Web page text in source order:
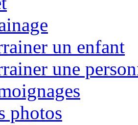
un enfant
une
photos